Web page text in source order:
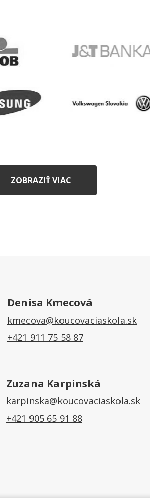
ZOBRAZIŤ VIAC
Denisa Kmecová
kmecova@koucovaciaskola.sk
+421 911 75 58 87
Zuzana Karpinská
karpinska@koucovaciaskola.sk
+421 905 65 91 88